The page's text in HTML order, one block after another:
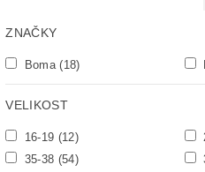
ZNAČKY
Boma(18)
VELIKOST
16-19 (12)
35-38 (54)